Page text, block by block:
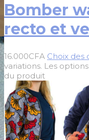
Bomber
recto et
16.000CFA Choix des
variations. Les
du produit